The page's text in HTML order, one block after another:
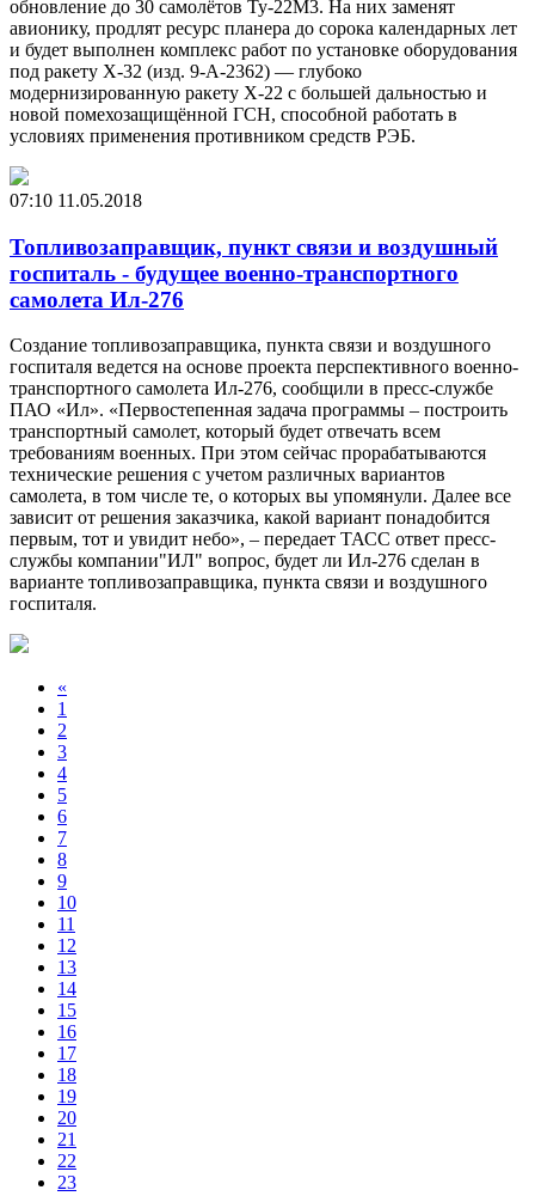
обновление до 30 самолётов Ту-22М3. На них заменят
авионику, продлят ресурс планера до сорока календарных лет
и будет выполнен комплекс работ по установке оборудования
под ракету Х-32 (изд. 9-А-2362) — глубоко
модернизированную ракету Х-22 с большей дальностью и
новой помехозащищённой ГСН, способной работать в
условиях применения противником средств РЭБ.
07:10 11.05.2018
Топливозаправщик, пункт связи и воздушный
госпиталь - будущее военно-транспортного
самолета Ил-276
Создание топливозаправщика, пункта связи и воздушного
госпиталя ведется на основе проекта перспективного военно-
транспортного самолета Ил-276, сообщили в пресс-службе
ПАО «Ил». «Первостепенная задача программы – построить
транспортный самолет, который будет отвечать всем
требованиям военных. При этом сейчас прорабатываются
технические решения с учетом различных вариантов
самолета, в том числе те, о которых вы упомянули. Далее все
зависит от решения заказчика, какой вариант понадобится
первым, тот и увидит небо», – передает ТАСС ответ пресс-
службы компании"ИЛ" вопрос, будет ли Ил-276 сделан в
варианте топливозаправщика, пункта связи и воздушного
госпиталя.
«
1
2
3
4
5
6
7
8
9
10
11
12
13
14
15
16
17
18
19
20
21
22
23